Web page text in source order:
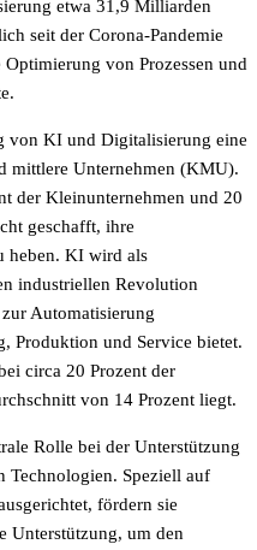
etwa 31,9 Milliarden
seit der Corona-Pandemie
von Prozessen und
von KI und Digitalisierung eine
mittlere Unternehmen (KMU).
der Kleinunternehmen und 20
geschafft, ihre
heben. KI wird als
industriellen Revolution
Automatisierung
Produktion und Service bietet.
circa 20 Prozent der
von 14 Prozent liegt.
Rolle bei der Unterstützung
Technologien. Speziell auf
fördern sie
Unterstützung, um den